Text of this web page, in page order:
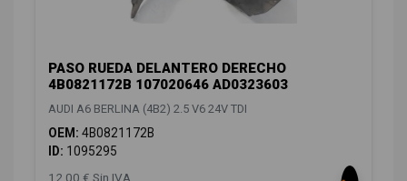
PASO RUEDA DELANTERO DERECHO
4B0821172B 107020646 AD0323603
AUDI A6 BERLINA (4B2) 2.5 V6 24V TDI
OEM: 4B0821172B
ID: 1095295
12,00 € Sin IVA